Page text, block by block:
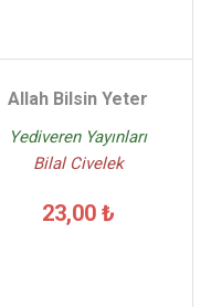
Allah Bilsin Yeter
Yediveren Yayınları
Bilal Civelek
23,00 ₺